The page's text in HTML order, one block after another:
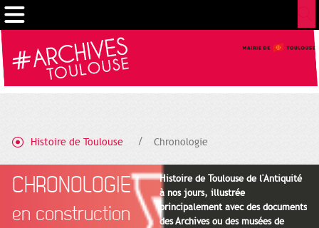
Histoire de Toulouse Chronologie
CHRONOLOGIE
en construction
Histoire de Toulouse de l'Antiquité
à nos jours, illustrée
principalement avec des documents
des Archives ou des musées de
Gestion de vos préférences sur les cookies